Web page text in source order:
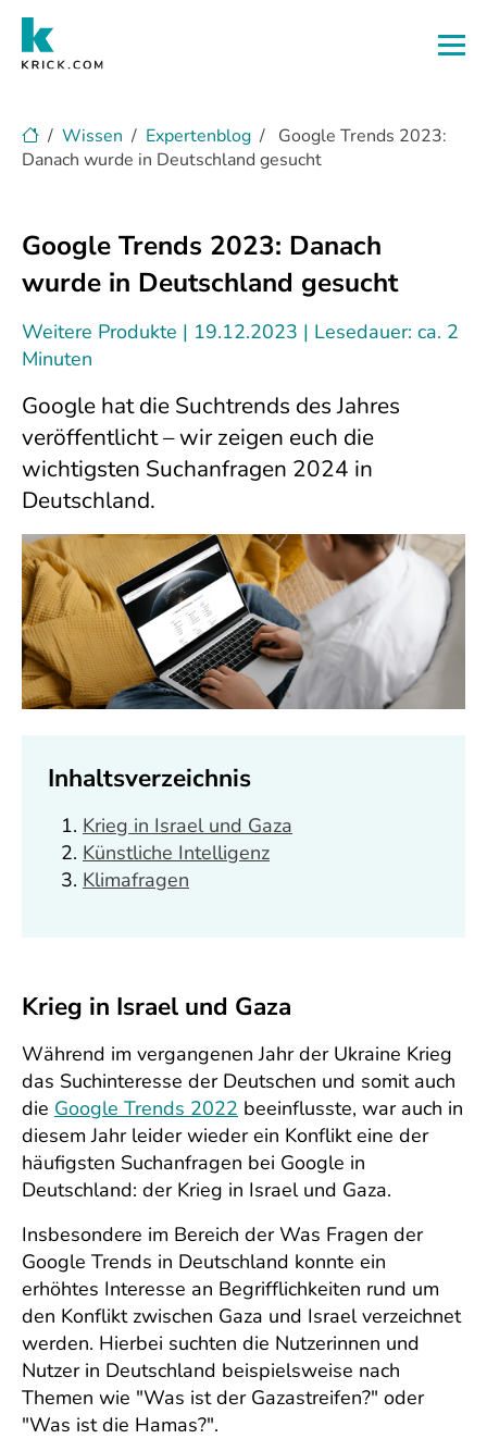
Wissen Expertenblog
Google Trends 2023:
Danach wurde in Deutschland gesucht
Google Trends 2023: Danach
wurde in Deutschland gesucht
Weitere Produkte 19.12.2023
Lesedauer: ca. 2
Minuten
Google hat die Suchtrends des Jahres
veröffentlicht – wir zeigen euch die
wichtigsten Suchanfragen 2024 in
Deutschland.
Inhaltsverzeichnis
Krieg in Israel und Gaza
Künstliche Intelligenz
Klimafragen
Krieg in Israel und Gaza
Während im vergangenen Jahr der Ukraine Krieg
das Suchinteresse der Deutschen und somit auch
die Google Trends 2022 beeinflusste, war auch in
diesem Jahr leider wieder ein Konflikt eine der
häufigsten Suchanfragen bei Google in
Deutschland: der Krieg in Israel und Gaza.
Insbesondere im Bereich der Was Fragen der
Google Trends in Deutschland konnte ein
erhöhtes Interesse an Begrifflichkeiten rund um
den Konflikt zwischen Gaza und Israel verzeichnet
werden. Hierbei suchten die Nutzerinnen und
Nutzer in Deutschland beispielsweise nach
Themen wie "Was ist der Gazastreifen?" oder
"Was ist die Hamas?".